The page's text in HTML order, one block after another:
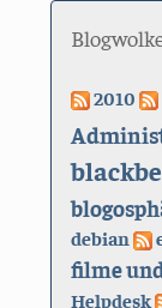
2010
debian
filme
Helpdesk